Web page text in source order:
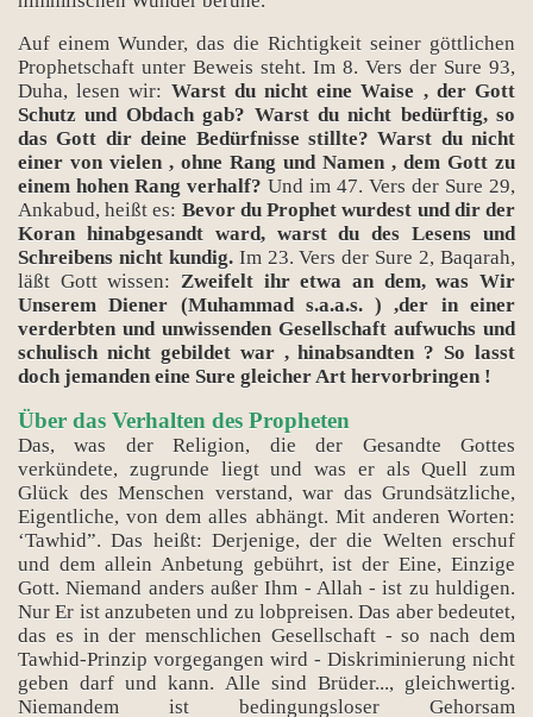
Auf einem Wunder, das die Richtigkeit seiner göttlichen
Prophetschaft unter Beweis steht. Im 8. Vers der Sure 93,
Duha, lesen wir: Warst du nicht eine Waise , der Gott
Schutz und Obdach gab? Warst du nicht bedürftig, so
das Gott dir deine Bedürfnisse stillte? Warst du nicht
einer von vielen , ohne Rang und Namen , dem Gott zu
einem hohen Rang verhalf? Und im 47. Vers der Sure 29,
Ankabud, heißt es: Bevor du Prophet wurdest und dir der
Koran hinabgesandt ward, warst du des Lesens und
Schreibens nicht kundig. Im 23. Vers der Sure 2, Baqarah,
läßt Gott wissen: Zweifelt ihr etwa an dem, was Wir
Unserem Diener (Muhammad s.a.a.s. ) ,der in einer
verderbten und unwissenden Gesellschaft aufwuchs und
schulisch nicht gebildet war , hinabsandten ? So lasst
doch jemanden eine Sure gleicher Art hervorbringen !
Über das Verhalten des Propheten
Das, was der Religion, die der Gesandte Gottes
verkündete, zugrunde liegt und was er als Quell zum
Glück des Menschen verstand, war das Grundsätzliche,
Eigentliche, von dem alles abhängt. Mit anderen Worten:
‘Tawhid”. Das heißt: Derjenige, der die Welten erschuf
und dem allein Anbetung gebührt, ist der Eine, Einzige
Gott. Niemand anders außer Ihm - Allah - ist zu huldigen.
Nur Er ist anzubeten und zu lobpreisen. Das aber bedeutet,
das es in der menschlichen Gesellschaft - so nach dem
Tawhid-Prinzip vorgegangen wird - Diskriminierung nicht
geben darf und kann. Alle sind Brüder..., gleichwertig.
Niemandem ist bedingungsloser Gehorsam